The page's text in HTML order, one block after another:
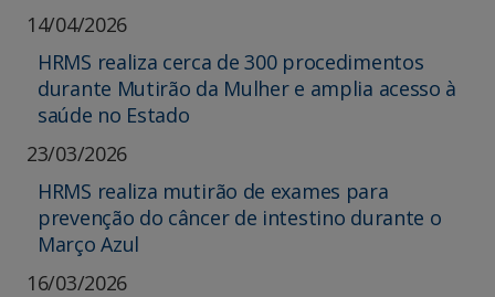
14/04/2026
HRMS realiza cerca de 300 procedimentos
durante Mutirão da Mulher e amplia acesso à
saúde no Estado
23/03/2026
HRMS realiza mutirão de exames para
prevenção do câncer de intestino durante o
Março Azul
16/03/2026